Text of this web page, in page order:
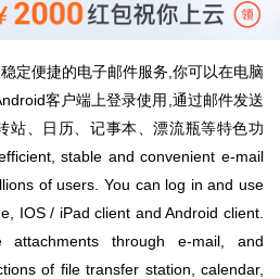
定便捷的电子邮件服务,你可以在电脑
客户端上登录使用,通过邮件发送
站、日历、记事本、漂流瓶等特色功
stable and convenient e-mail
of users. You can log in and use
IOS / iPad client and Android client.
through e-mail, and
of file transfer station, calendar,